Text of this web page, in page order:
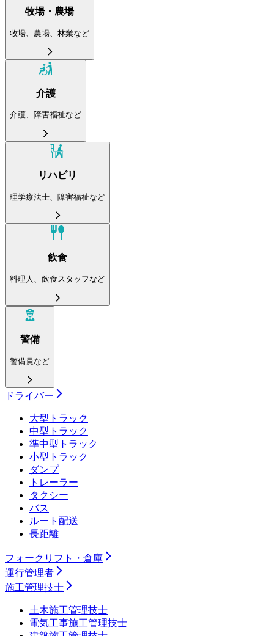
牧場・農場
牧場、農場、林業など
介護
介護、障害福祉など
リハビリ
理学療法士、障害福祉など
飲食
料理人、飲食スタッフなど
警備
警備員など
ドライバー
大型トラック
中型トラック
準中型トラック
小型トラック
ダンプ
トレーラー
タクシー
バス
ルート配送
長距離
フォークリフト・倉庫
運行管理者
施工管理技士
土木施工管理技士
電気工事施工管理技士